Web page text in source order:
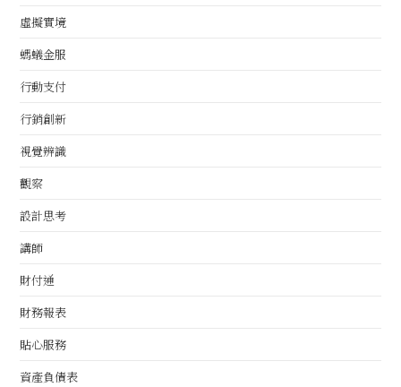
虛擬實境
螞蟻金服
行動支付
行銷創新
視覺辨識
觀察
設計思考
講師
財付通
財務報表
貼心服務
資產負債表